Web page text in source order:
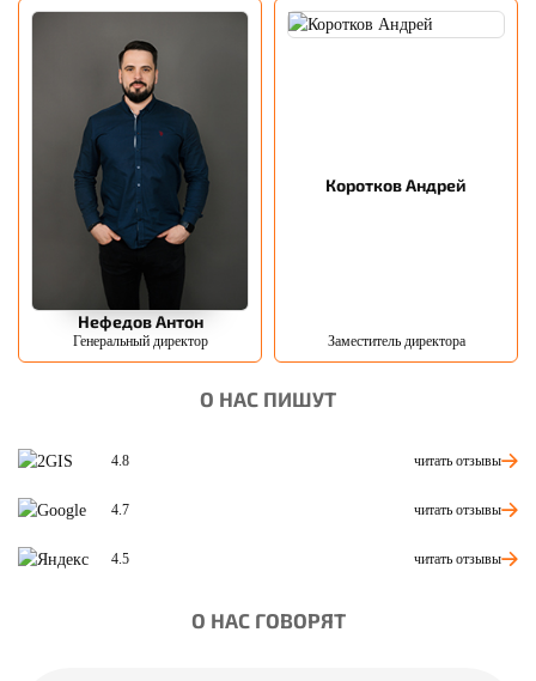
Нефедов Антон
Генеральный директор
Коротков Андрей
Заместитель директора
О НАС ПИШУТ
4.8 читать отзывы
4.7 читать отзывы
4.5 читать отзывы
О НАС ГОВОРЯТ